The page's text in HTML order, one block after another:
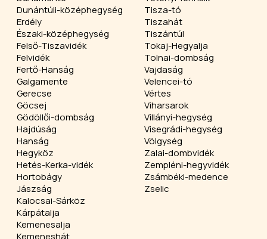
Dunántúli-középhegység
Erdély
Északi-középhegység
Felső-Tiszavidék
Felvidék
Fertő-Hanság
Galgamente
Gerecse
Göcsej
Gödöllői-dombság
Hajdúság
Hanság
Hegyköz
Hetés-Kerka-vidék
Hortobágy
Jászság
Kalocsai-Sárköz
Kárpátalja
Kemenesalja
Kemeneshát
Tisza-tó
Tiszahát
Tiszántúl
Tokaj-Hegyalja
Tolnai-dombság
Vajdaság
Velencei-tó
Vértes
Viharsarok
Villányi-hegység
Visegrádi-hegység
Völgység
Zalai-dombvidék
Zempléni-hegyvidék
Zsámbéki-medence
Zselic